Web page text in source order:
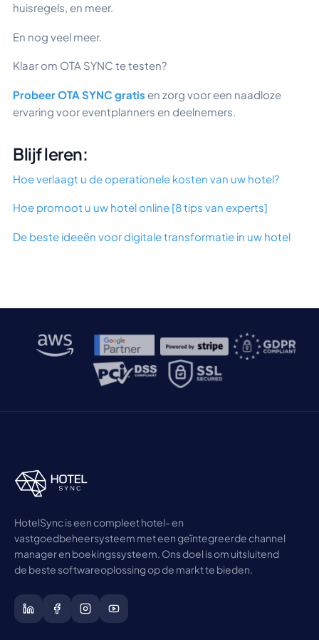
huisregels, en meer.
En nog veel meer.
Klaar om OTA SYNC te testen?
Probeer OTA SYNC gratis en zorg voor een naadloze
ervaring voor eventplanners en deelnemers.
Blijf leren:
Hoe verlaagt u de operationele kosten van uw hotel?
Hoe promoot u uw hotel online [8 tips van experts]
De beste ideeën voor digitale transformatie in uw hotel
HotelSync is een compleet hotel- en
vastgoedbeheersysteem met een geïntegreerde channel
manager en boekingssysteem. Ons doel is om uitsluitend
de beste softwareoplossing op de markt te bieden.